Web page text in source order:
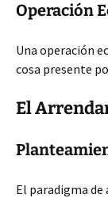
Operación
Una operación
cosa presente
El
El paradigma